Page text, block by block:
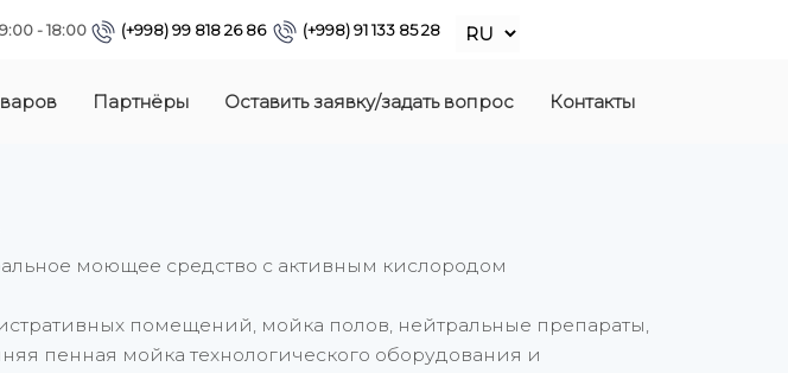
- 18:00 (+998) 99 818 26 86 (+998) 91 133 85 28
Партнёры Оставить заявку/задать вопрос Контакты
моющее средство с активным кислородом
помещений, мойка полов, нейтральные препараты,
пенная мойка технологического оборудования и